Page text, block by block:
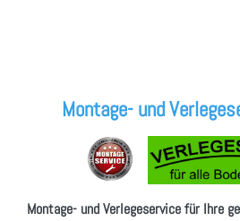
Montage- und
Montage- und Verlegeservice für Ihre